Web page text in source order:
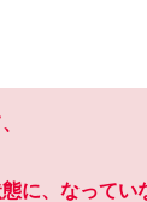
に、なってい